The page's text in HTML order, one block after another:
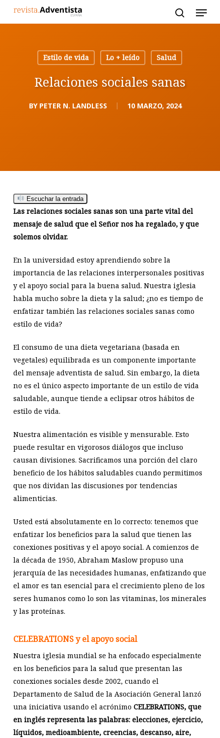
Estilo de vida
Lo + leído Salud
Relaciones sociales sanas
BY PETER N. LANDLESS 10 MARZO, 2024
Escuchar la entrada
Las relaciones sociales sanas son una parte vital del
mensaje de salud que el Señor nos ha regalado, y que
solemos olvidar.
En la universidad estoy aprendiendo sobre la
importancia de las relaciones interpersonales positivas
y el apoyo social para la buena salud. Nuestra iglesia
habla mucho sobre la dieta y la salud; ¿no es tiempo de
enfatizar también las relaciones sociales sanas como
estilo de vida?
El consumo de una dieta vegetariana (basada en
vegetales) equilibrada es un componente importante
del mensaje adventista de salud. Sin embargo, la dieta
no es el único aspecto importante de un estilo de vida
saludable, aunque tiende a eclipsar otros hábitos de
estilo de vida.
Nuestra alimentación es visible y mensurable. Esto
puede resultar en vigorosos diálogos que incluso
causan divisiones. Sacrificamos una porción del claro
beneficio de los hábitos saludables cuando permitimos
que nos dividan las discusiones por tendencias
alimenticias.
Usted está absolutamente en lo correcto: tenemos que
enfatizar los beneficios para la salud que tienen las
conexiones positivas y el apoyo social. A comienzos de
la década de 1950, Abraham Maslow propuso una
jerarquía de las necesidades humanas, enfatizando que
el amor es tan esencial para el crecimiento pleno de los
seres humanos como lo son las vitaminas, los minerales
y las proteínas.
CELEBRATIONS y el apoyo social
Nuestra iglesia mundial se ha enfocado especialmente
en los beneficios para la salud que presentan las
conexiones sociales desde 2002, cuando el
Departamento de Salud de la Asociación General lanzó
una iniciativa usando el acrónimo CELEBRATIONS, que
en inglés representa las palabras: elecciones, ejercicio,
líquidos, medioambiente, creencias, descanso, aire,